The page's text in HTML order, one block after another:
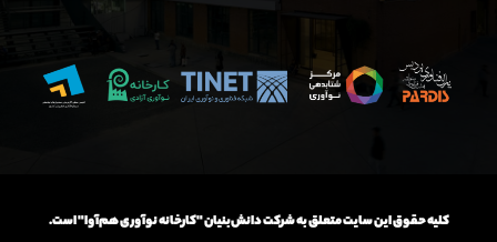
کلیه حقوق این سایت متعلق به شرکت دانش‌بنیان "کارخانه نوآوری هم‌آوا" است.